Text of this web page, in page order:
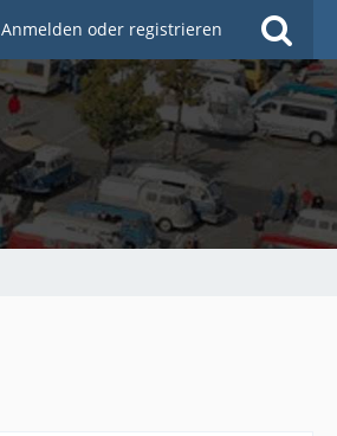
Anmelden oder registrieren